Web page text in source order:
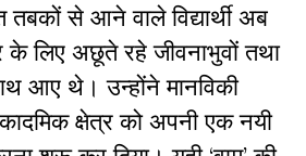
से आने वाले विद्यार्थी अब
लिए अछूते रहे जीवनाभुवों तथा
आए थे। उन्होंने मानविकी
क्षेत्र को अपनी एक नयी